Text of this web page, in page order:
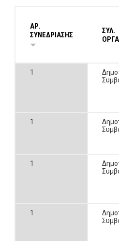
ΑΡ.
ΣΥΝΕΔΡΙΑΣΗΣ
ΣΥΛ.
1
1
1
1